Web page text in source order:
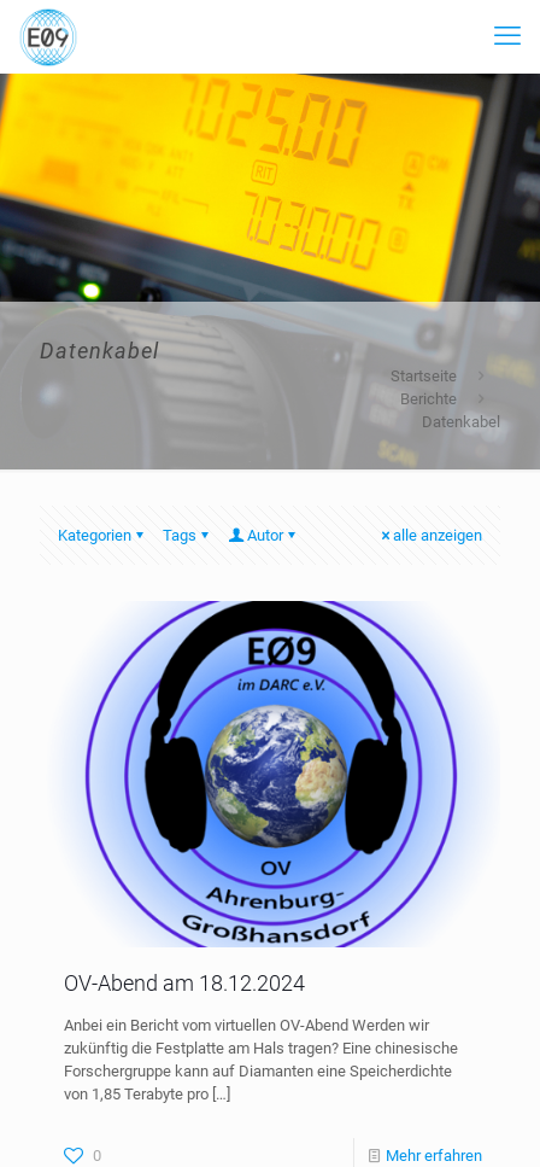
Datenkabel
Startseite
Berichte
Datenkabel
Kategorien Tags Autor alle anzeigen
OV-Abend am 18.12.2024
Anbei ein Bericht vom virtuellen OV-Abend Werden wir
zukünftig die Festplatte am Hals tragen? Eine chinesische
Forschergruppe kann auf Diamanten eine Speicherdichte
von 1,85 Terabyte pro […]
0 Mehr erfahren